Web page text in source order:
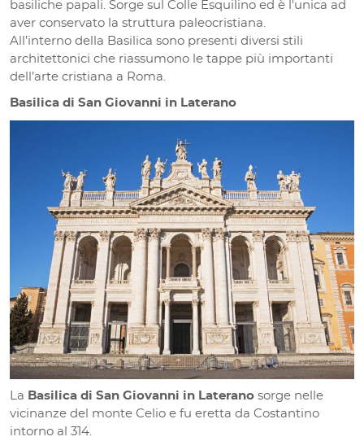
basiliche papali. Sorge sul Colle Esquilino ed è l'unica ad
aver conservato la struttura paleocristiana.
All’interno della Basilica sono presenti diversi stili
architettonici che riassumono le tappe più importanti
dell’arte cristiana a Roma.
Basilica di San Giovanni in Laterano
La Basilica di San Giovanni in Laterano sorge nelle
vicinanze del monte Celio e fu eretta da Costantino
intorno al 314.